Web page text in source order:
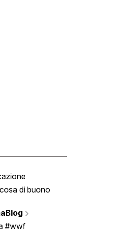
di buono
#wwf